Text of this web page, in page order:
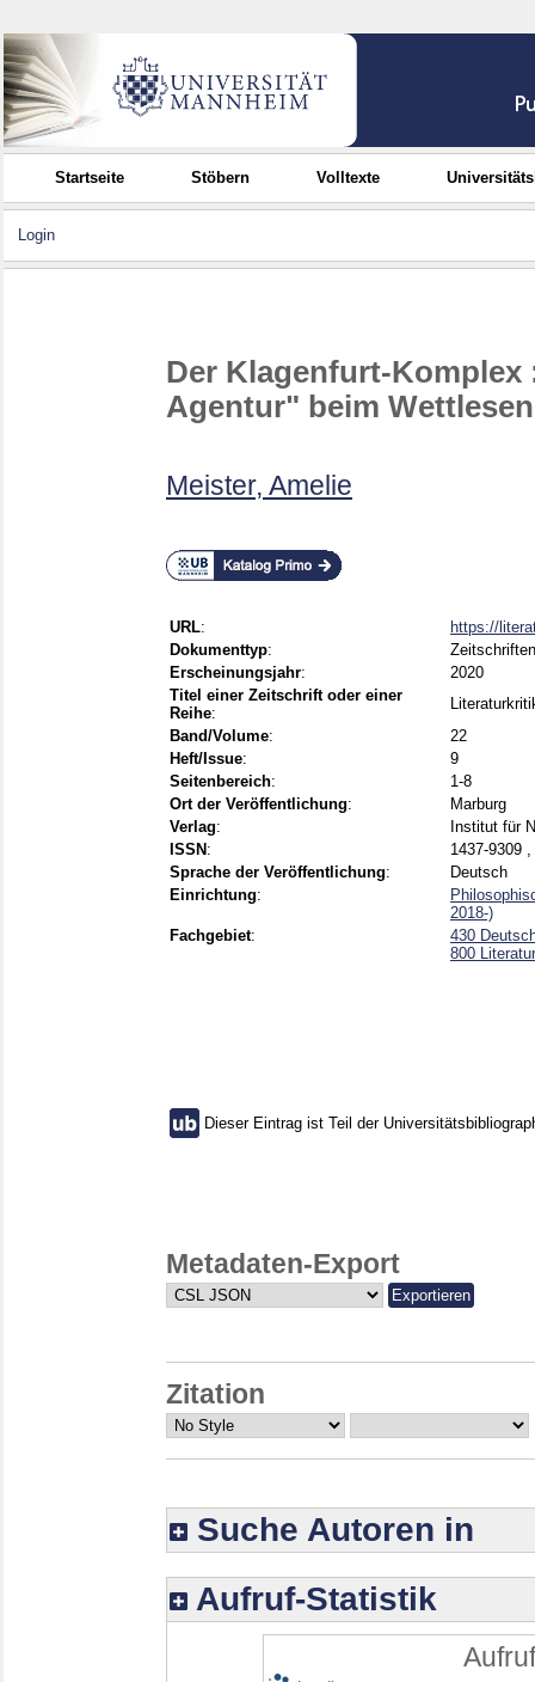
Startseite Stöbern Volltexte
Login
Der Klagenfurt-Komplex
Agentur" beim
Meister, Amelie
URL:
https://
Dokumenttyp:
Erscheinungsjahr:
2020
Titel einer Zeitschrift oder einer
Reihe:
Band/Volume:
22
Heft/Issue:
9
Seitenbereich:
1-8
Ort der Veröffentlichung:
Marburg
Verlag:
Institut für
ISSN :
1437-9309
Sprache der Veröffentlichung:
Deutsch
Einrichtung:
2018-)
Fachgebiet:
430
800
Dieser Eintrag ist Teil der
Metadaten-Export
Zitation
Suche Autoren in
Aufruf-Statistik